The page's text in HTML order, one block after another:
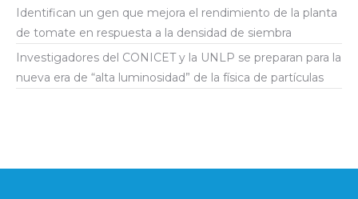
Identifican un gen que mejora el rendimiento de la planta
de tomate en respuesta a la densidad de siembra
Investigadores del CONICET y la UNLP se preparan para la
nueva era de “alta luminosidad” de la física de partículas